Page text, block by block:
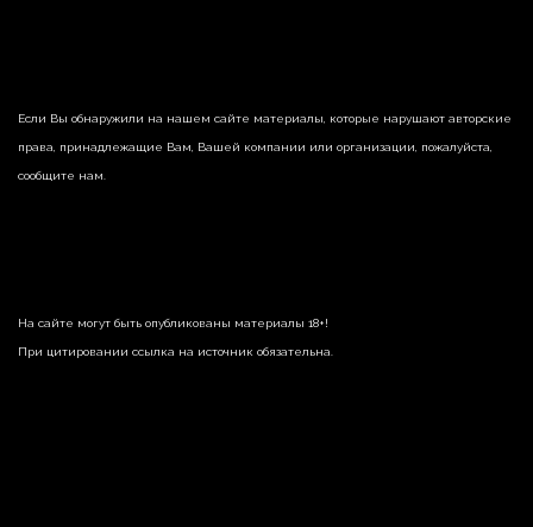
Если Вы обнаружили на нашем сайте материалы, которые нарушают авторские
права, принадлежащие Вам, Вашей компании или организации, пожалуйста,
сообщите нам.
На сайте могут быть опубликованы материалы 18+!
При цитировании ссылка на источник обязательна.